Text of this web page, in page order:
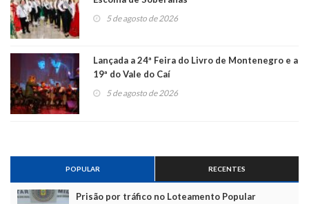
5 de agosto de 2026
Lançada a 24ª Feira do Livro de Montenegro e a
19ª do Vale do Caí
5 de agosto de 2026
POPULAR RECENTES
Prisão por tráfico no Loteamento Popular